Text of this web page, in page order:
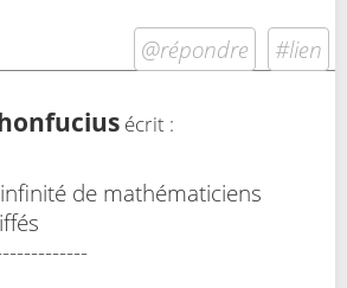
@répondre #lien
écrit :
de mathématiciens